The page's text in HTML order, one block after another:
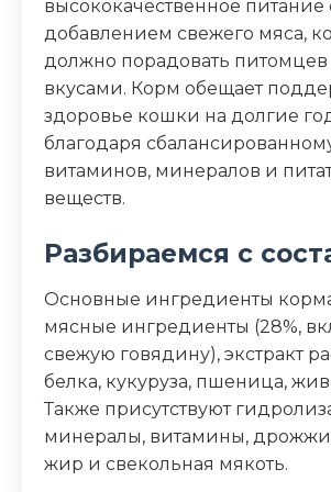
кальция, масло огуречника,
юкки
Пищевая ценность
Белок (%)
Жир (%)
Клетчатка (%)
высококачественное питание
добавлением свежего мяса,
должно порадовать
вкусами. Корм обещает
здоровье кошки на долгие
благодаря
витаминов, минералов и
веществ.
Разбираемся с
Основные ингредиенты
мясные ингредиенты (28%,
свежую говядину), экстракт
белка, кукуруза, пшеница,
Также присутствуют
минералы, витамины,
жир и свекольная мякоть.